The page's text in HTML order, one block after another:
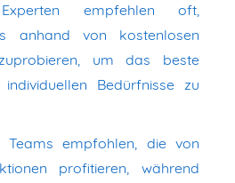
empfehlen oft,
anhand von kostenlosen
um das beste
Bedürfnisse zu
empfohlen, die von
profitieren, während